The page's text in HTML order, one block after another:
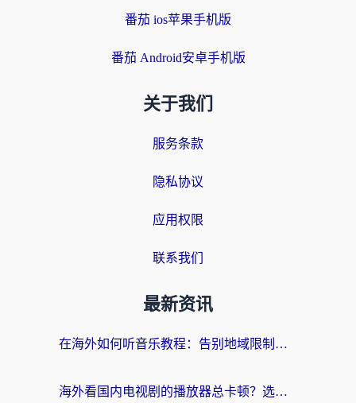
番茄 ios苹果手机版
番茄 Android安卓手机版
关于我们
服务条款
隐私协议
应用权限
联系我们
最新资讯
在海外如何听音乐教程：告别地域限制，随时听见国内的声音
海外看国内电视剧的播放器总卡顿？选对回国加速器才是关键